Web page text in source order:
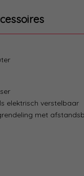
elektrisch verstelbaar
met